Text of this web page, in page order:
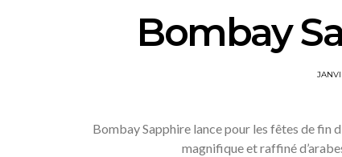
Bombay
Bombay Sapphire lance pour les fêtes de fin
magnifique et raffiné